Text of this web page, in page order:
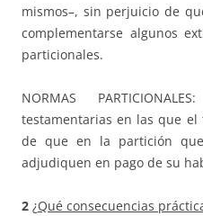
mismos–, sin perjuicio de
complementarse algunos
particionales.
NORMAS
testamentarias en las que
de que en la partición
adjudiquen en pago de su
2 ¿Qué consecuencias